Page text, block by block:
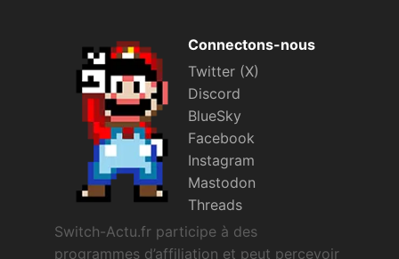
Connectons-nous
Twitter (X)
Discord
BlueSky
Facebook
Instagram
Mastodon
Threads
Switch-Actu.fr participe à des
programmes d’affiliation et peut percevoir